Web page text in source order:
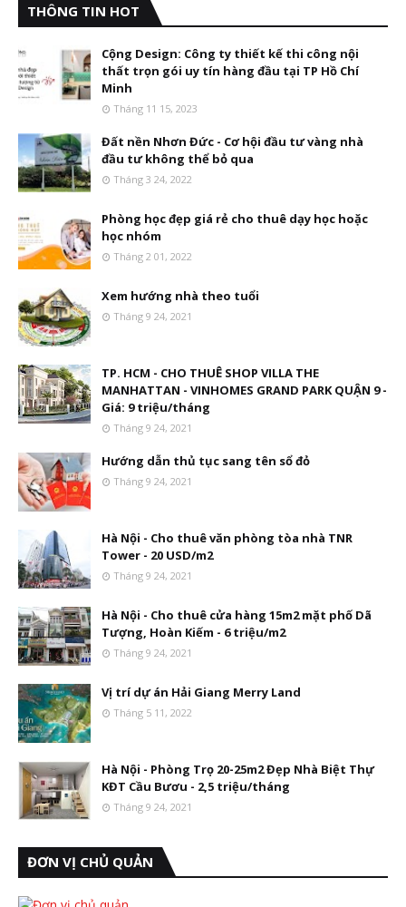
THÔNG TIN HOT
Cộng Design: Công ty thiết kế thi công nội
thất trọn gói uy tín hàng đầu tại TP Hồ Chí
Minh
Tháng 11 15, 2023
Đất nền Nhơn Đức - Cơ hội đầu tư vàng nhà
đầu tư không thể bỏ qua
Tháng 3 24, 2022
Phòng học đẹp giá rẻ cho thuê dạy học hoặc
học nhóm
Tháng 2 01, 2022
Xem hướng nhà theo tuổi
Tháng 9 24, 2021
TP. HCM - CHO THUÊ SHOP VILLA THE
MANHATTAN - VINHOMES GRAND PARK QUẬN 9 -
Giá: 9 triệu/tháng
Tháng 9 24, 2021
Hướng dẫn thủ tục sang tên sổ đỏ
Tháng 9 24, 2021
Hà Nội - Cho thuê văn phòng tòa nhà TNR
Tower - 20 USD/m2
Tháng 9 24, 2021
Hà Nội - Cho thuê cửa hàng 15m2 mặt phố Dã
Tượng, Hoàn Kiếm - 6 triệu/m2
Tháng 9 24, 2021
Vị trí dự án Hải Giang Merry Land
Tháng 5 11, 2022
Hà Nội - Phòng Trọ 20-25m2 Đẹp Nhà Biệt Thự
KĐT Cầu Bươu - 2,5 triệu/tháng
Tháng 9 24, 2021
ĐƠN VỊ CHỦ QUẢN